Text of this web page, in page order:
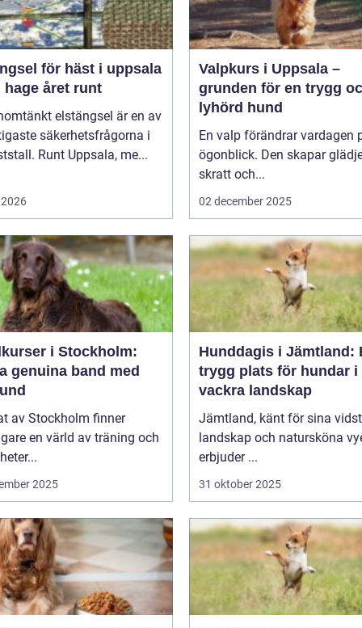
för häst i uppsala
hage året runt
elstängsel är en av
säkerhetsfrågorna i
Runt Uppsala, me...
Valpkurs i Uppsala –
grunden för en trygg
lyhörd hund
En valp förändrar vardagen
ögonblick. Den skapar
skratt och...
02 december 2025
i Stockholm:
genuina band med
av Stockholm finner
en värld av träning och
2025
Hunddagis i Jämtland:
trygg plats för hundar i
vackra landskap
Jämtland, känt för sina
landskap och natursköna
erbjuder ...
31 oktober 2025